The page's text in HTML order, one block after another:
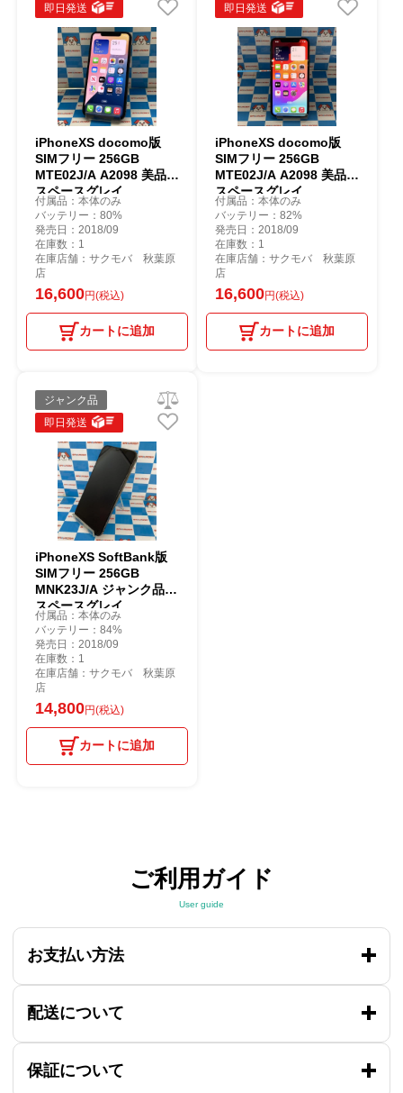
即日発送
iPhoneXS docomo版
SIMフリー 256GB
MTE02J/A A2098 美品
スペースグレイ
付属品：本体のみ
バッテリー：80%
発売日：2018/09
在庫数：1
在庫店舗：サクモバ 秋葉原
店
16,600円(税込)
カートに追加
即日発送
iPhoneXS docomo版
SIMフリー 256GB
MTE02J/A A2098 美品
スペースグレイ
付属品：本体のみ
バッテリー：82%
発売日：2018/09
在庫数：1
在庫店舗：サクモバ 秋葉原
店
16,600円(税込)
カートに追加
ジャンク品
即日発送
iPhoneXS SoftBank版
SIMフリー 256GB
MNK23J/A ジャンク品
スペースグレイ
付属品：本体のみ
バッテリー：84%
発売日：2018/09
在庫数：1
在庫店舗：サクモバ 秋葉原
店
14,800円(税込)
カートに追加
ご利用ガイド
User guide
お支払い方法
配送について
保証について